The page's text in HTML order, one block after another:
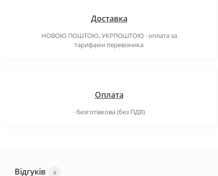
Доставка
НОВОЮ ПОШТОЮ, УКРПОШТОЮ · оплата за
тарифами перевізника
Оплата
· безготівкова (без ПДВ)
Відгуків 0